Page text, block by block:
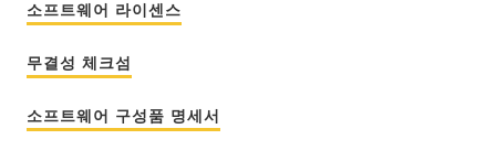
소프트웨어 라이센스
무결성 체크섬
소프트웨어 구성품 명세서